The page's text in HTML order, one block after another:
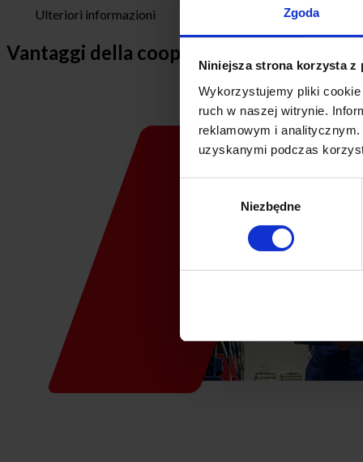
Zgoda
Niniejsza strona korzysta z
Wykorzystujemy pliki
ruch w naszej witrynie.
reklamowym i
uzyskanymi podczas
Niezbędne
Ulteriori informazioni
Vantaggi della cooperazione